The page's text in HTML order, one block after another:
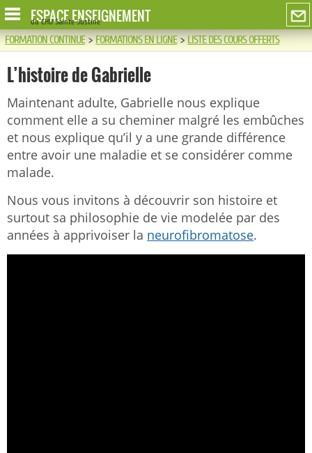
ESPACE ENSEIGNEMENT
du CHU Sainte-Justine
FORMATION CONTINUE>FORMATIONS EN LIGNE>LISTE DES COURS OFFERTS
L’histoire de Gabrielle
Maintenant adulte, Gabrielle nous explique
comment elle a su cheminer malgré les embûches
et nous explique qu’il y a une grande différence
entre avoir une maladie et se considérer comme
malade.
Nous vous invitons à découvrir son histoire et
surtout sa philosophie de vie modelée par des
années à apprivoiser la neurofibromatose.